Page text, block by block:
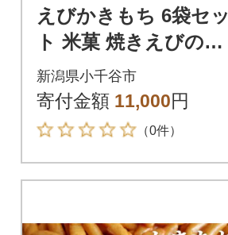
えびかきもち 6袋セッ
ト 米菓 焼きえびの香
り 竹内製菓
新潟県小千谷市
寄付金額 11,000円
（0件）